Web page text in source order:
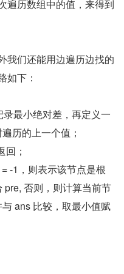
遍历数组中的值，来得到
我们还能用边遍历边找的
如下：
最小绝对差，再定义一
历的上一个值；
；
-1，则表示该节点是根
否则，则计算当前节
ans 比较，取最小值赋